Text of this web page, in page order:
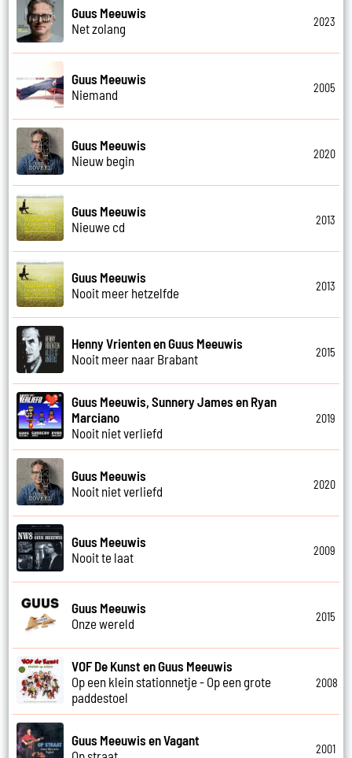
Guus Meeuwis
Net zolang
2023
Guus Meeuwis
Niemand
2005
Guus Meeuwis
Nieuw begin
2020
Guus Meeuwis
Nieuwe cd
2013
Guus Meeuwis
Nooit meer hetzelfde
2013
Henny Vrienten en Guus Meeuwis
Nooit meer naar Brabant
2015
Guus Meeuwis, Sunnery James en Ryan
Marciano
Nooit niet verliefd
2019
Guus Meeuwis
Nooit niet verliefd
2020
Guus Meeuwis
Nooit te laat
2009
Guus Meeuwis
Onze wereld
2015
VOF De Kunst en Guus Meeuwis
Op een klein stationnetje - Op een grote
paddestoel
2008
Guus Meeuwis en Vagant
2001